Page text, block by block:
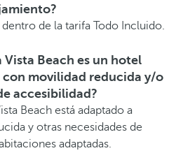
de la tarifa Todo Incluido.
Beach es un hotel
movilidad reducida y/o
accesibilidad?
Beach está adaptado a
y otras necesidades de
adaptadas.